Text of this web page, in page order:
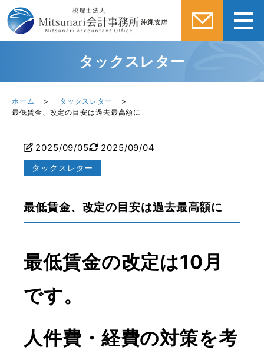
タックスレター
ホーム
タックスレター
最低賃金、改定の目安は過去最高額に
2025/09/05 2025/09/04
タックスレター
最低賃金、改定の目安は過去最高額に
最低賃金の改定は10月
です。
人件費・経費の対策を考